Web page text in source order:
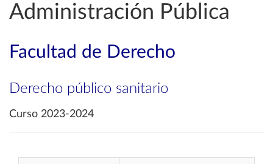
Administración Pública
Facultad de Derecho
Derecho público sanitario
Curso 2023-2024